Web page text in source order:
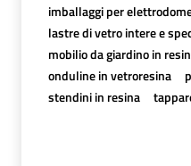
imballaggi per
lastre di vetro intere e
mobilio da giardino in
onduline in vetroresina
stendini in resina